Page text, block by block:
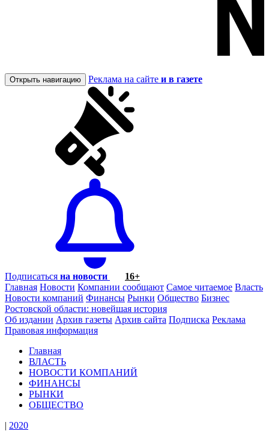
Открыть навигацию Реклама на сайте и в газете
Подписаться на новости
16+
Главная Новости Компании сообщают Самое читаемое Власть
Новости компаний Финансы Рынки Общество Бизнес
Ростовской области: новейшая история
Об издании Архив газеты Архив сайта Подписка Реклама
Правовая информация
Главная
ВЛАСТЬ
НОВОСТИ КОМПАНИЙ
ФИНАНСЫ
РЫНКИ
ОБЩЕСТВО
| 2020